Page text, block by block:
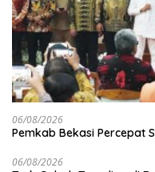
06/08/2026
Pemkab Bekasi Percepat
06/08/2026